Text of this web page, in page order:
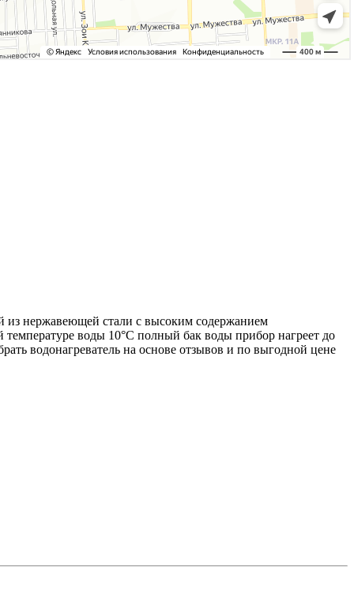
из нержавеющей стали с высоким содержанием
воды 10°С полный бак воды прибор нагреет до
водонагреватель на основе отзывов и по выгодной цене